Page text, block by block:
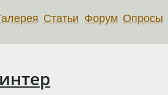
Статьи Форум Опросы